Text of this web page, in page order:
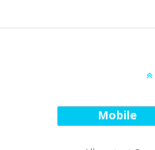
Mobile